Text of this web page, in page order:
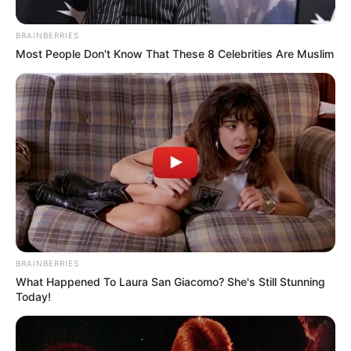
Tomada de Alerta Caribe
Asesinada en centro comercial de Bogotá.
Por:Elsy Margarita Beleño Cantillo
BRAINBERRIES
Most People Don't Know That These 8 Celebrities Are Muslim
BRAINBERRIES
What Happened To Laura San Giacomo? She's Still Stunning
Today!